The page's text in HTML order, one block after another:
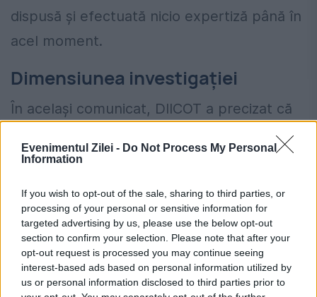
Evenimentul Zilei - Do Not Process My Personal
Information
If you wish to opt-out of the sale, sharing to third parties, or
processing of your personal or sensitive information for
targeted advertising by us, please use the below opt-out
section to confirm your selection. Please note that after your
opt-out request is processed you may continue seeing
interest-based ads based on personal information utilized by
us or personal information disclosed to third parties prior to
dispusă și efectuată nicio expertiză până în
acel moment.
Dimensiunea investigației
În același comunicat, DIICOT a precizat că
ancheta a presupus desigilarea a zeci de
mii de înscrisuri, percheziții informatice
electronice și administrarea unui volum
consistent de probe. Instituția a explicat că
expertizele judiciare pot fi realizate doar
după ce întregul material probator va fi pus